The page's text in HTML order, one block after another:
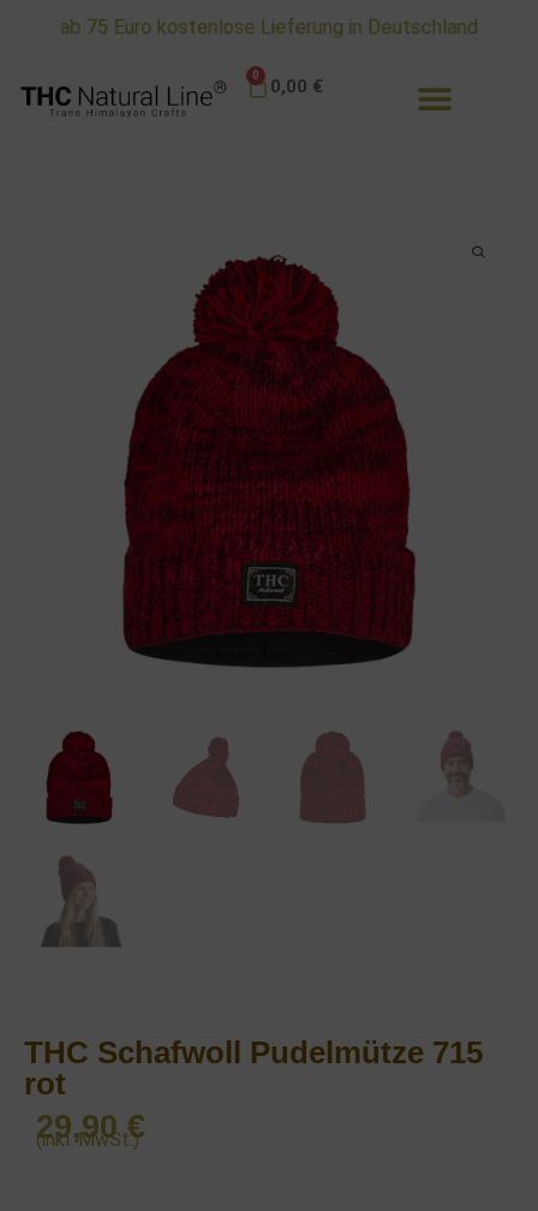
ab 75 Euro kostenlose Lieferung in Deutschland
0,00 €
0
THC Schafwoll Pudelmütze 715
rot
29,90€
(inkl. MwSt.)